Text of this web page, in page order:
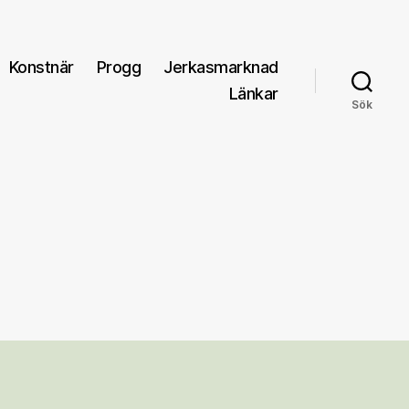
Konstnär Progg
Jerkasmarknad
Länkar
Sök